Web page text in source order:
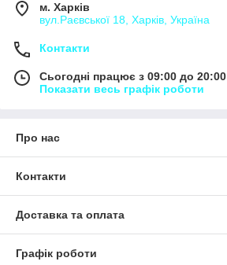
м. Харків
вул.Раєвської 18, Харків, Україна
Контакти
Сьогодні працює з 09:00 до 20:00
Показати весь графік роботи
Про нас
Контакти
Доставка та оплата
Графік роботи